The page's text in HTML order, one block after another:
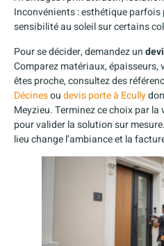
Inconvénients : esthétique parfois
sensibilité au soleil sur certains
Pour se décider, demandez un
Comparez matériaux, épaisseurs,
êtes proche, consultez des
Décinesoudevis porte à Ecully
Meyzieu. Terminez ce choix par la
pour valider la solution sur
lieu change l’ambiance et la